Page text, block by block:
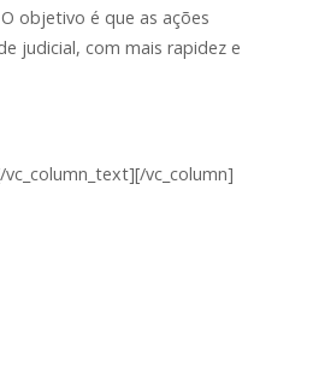
objetivo é que as ações
judicial, com mais rapidez e
vc_column]